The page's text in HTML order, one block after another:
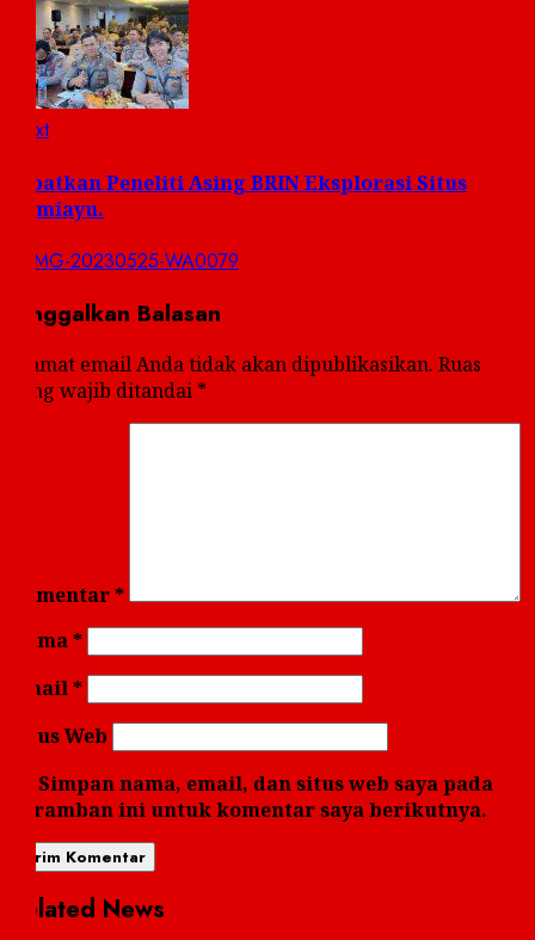
NextNext
Libatkan Peneliti Asing BRIN Eksplorasi Situs
Bumiayu.
Tinggalkan Balasan
Alamat email Anda tidak akan dipublikasikan. Ruas
yang wajib ditandai *
Komentar*
Nama*
Email*
Situs Web
Simpan nama, email, dan situs web saya pada
peramban ini untuk komentar saya berikutnya.
Related News